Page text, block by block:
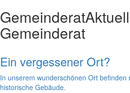
Gemeinderat
Gemeinderat
Ein vergessener Ort?
In unserem wunderschönen Ort
historische Gebäude.